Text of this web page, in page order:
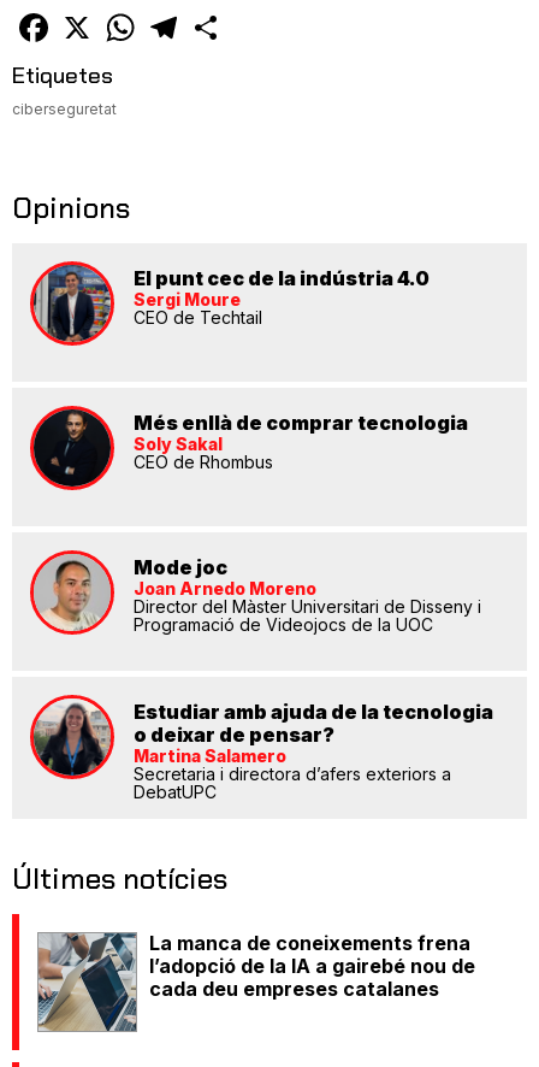
amic
Facebook
X WhatsAppTelegram
Etiquetes
ciberseguretat
Opinions
El punt cec de la indústria 4.0
Sergi Moure
CEO de Techtail
Més enllà de comprar tecnologia
Soly Sakal
CEO de Rhombus
Mode joc
Joan Arnedo Moreno
Director del Màster Universitari de Disseny i
Programació de Videojocs de la UOC
Estudiar amb ajuda de la tecnologia
o deixar de pensar?
Martina Salamero
Secretaria i directora d’afers exteriors a
DebatUPC
Últimes notícies
La manca de coneixements frena
l’adopció de la IA a gairebé nou de
cada deu empreses catalanes